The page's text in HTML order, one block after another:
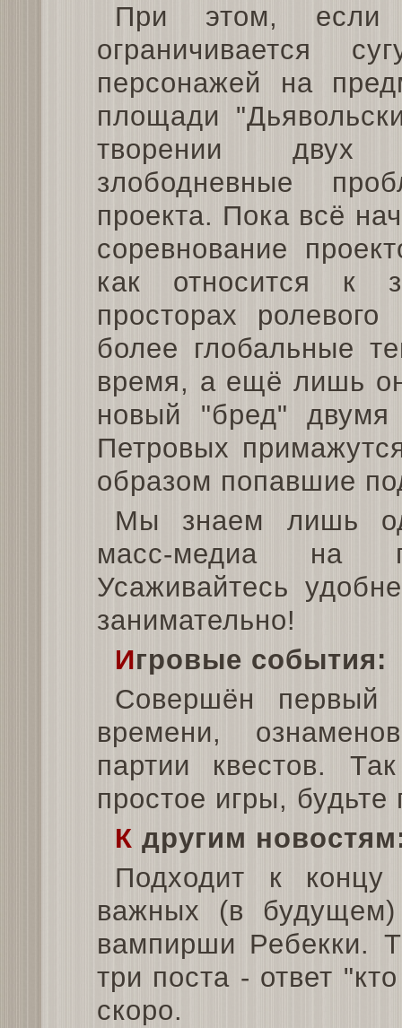
При этом, если
ограничивается
персонажей на
площади
творении двух
злободневные
проекта. Пока всё
соревнование
как относится к
просторах
более глобальные
время, а ещё лишь
новый "бред"
Петровых
образом попавшие
Мы знаем лишь
масс-медиа на
Усаживайтесь
занимательно!
Игровые события:
Совершён первый
времени,
партии квестов.
простое игры, будьте
К другим
Подходит к
важных (в
вампирши Ребекки.
три поста - ответ
скоро.